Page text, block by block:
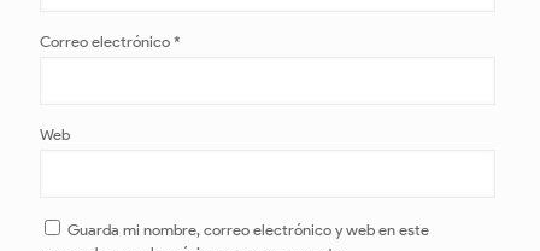
Correo electrónico *
Web
Guarda mi nombre, correo electrónico y web en este